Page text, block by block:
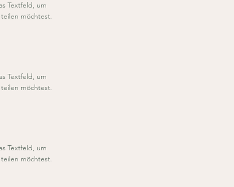
Textfeld, um
möchtest.
Textfeld, um
möchtest.
Textfeld, um
möchtest.